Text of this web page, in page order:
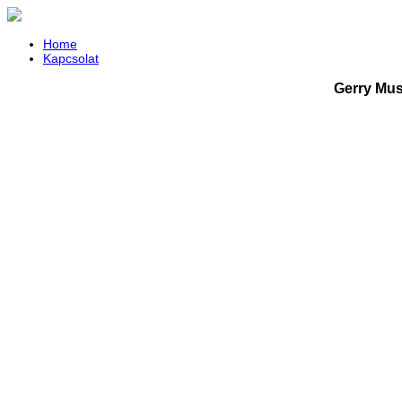
Home
Kapcsolat
Gerry